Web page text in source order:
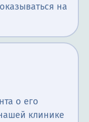
на
о его
клинике